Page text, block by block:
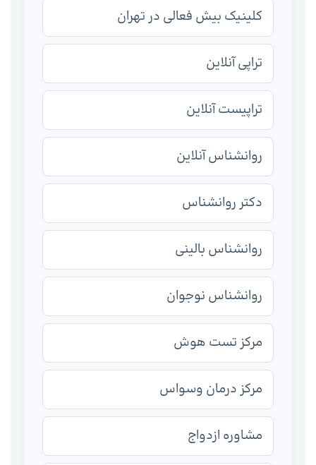
کلینیک بیش فعالی در تهران
تراپی آنلاین
تراپیست آنلاین
روانشناس آنلاین
دکتر روانشناس
روانشناس بالینی
روانشناس نوجوان
مرکز تست هوش
مرکز درمان وسواس
مشاوره ازدواج